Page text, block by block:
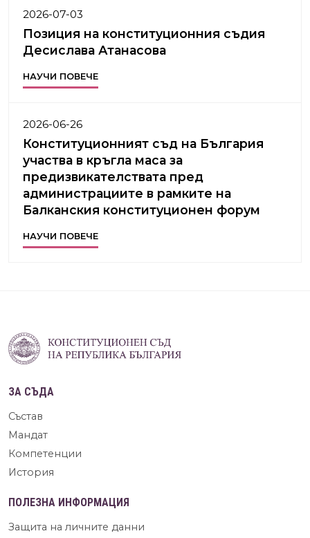
2026-07-03
Позиция на конституционния съдия
Десислава Атанасова
НАУЧИ ПОВЕЧЕ
2026-06-26
Конституционният съд на България
участва в кръгла маса за
предизвикателствата пред
администрациите в рамките на
Балканския конституционен форум
НАУЧИ ПОВЕЧЕ
ЗА СЪДА
Състав
Мандат
Компетенции
История
ПОЛЕЗНА ИНФОРМАЦИЯ
Защита на личните данни